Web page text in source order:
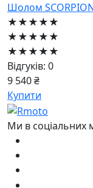
Шолом
★★★★★
★★★★★
★★★★★
Відгуків: 0
9 540 ₴
Купити
Ми в соціальних